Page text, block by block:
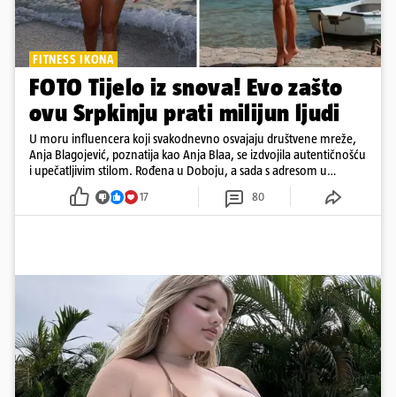
FITNESS IKONA
FOTO Tijelo iz snova! Evo zašto
ovu Srpkinju prati milijun ljudi
U moru influencera koji svakodnevno osvajaju društvene mreže,
Anja Blagojević, poznatija kao Anja Blaa, se izdvojila autentičnošću
i upečatljivim stilom. Rođena u Doboju, a sada s adresom u
Dubaiju, Anja je spoj glamura, discipline i mladenačke energije
17 80